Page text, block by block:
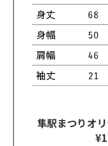
隼駅まつりオ